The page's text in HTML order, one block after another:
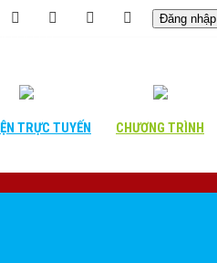
Đăng nhập
TRỰC TUYẾN CHƯƠNG TRÌNH